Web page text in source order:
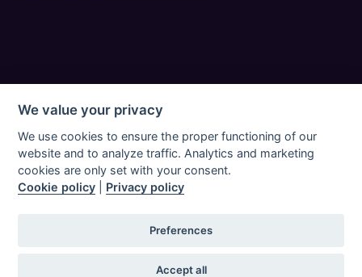
Vondetech 2023 | All Rights Reserved |
Integritetspolicy för Vonde Pro-appen|
Användarvillkor för Vonde Pro-appen| Cookiepolicy
för Vonde Pro mobilapplikation|
Vonde Pro webbplats|
Databehandlingsavtal (DPA) för Vonde Pro-appen
Pro-appen
We value your privacy
We use cookies to ensure the proper functioning of our
website and to analyze traffic. Analytics and marketing
cookies are only set with your consent.
Cookie policy
Privacy policy
Preferences
Accept all